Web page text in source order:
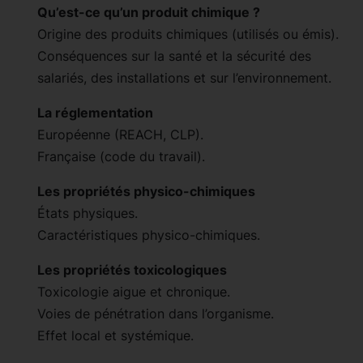
Qu’est-ce qu’un produit chimique ?
Origine des produits chimiques (utilisés ou émis).
Conséquences sur la santé et la sécurité des
salariés, des installations et sur l’environnement.
La réglementation
Européenne (REACH, CLP).
Française (code du travail).
Les propriétés physico-chimiques
États physiques.
Caractéristiques physico-chimiques.
Les propriétés toxicologiques
Toxicologie aigue et chronique.
Voies de pénétration dans l’organisme.
Effet local et systémique.